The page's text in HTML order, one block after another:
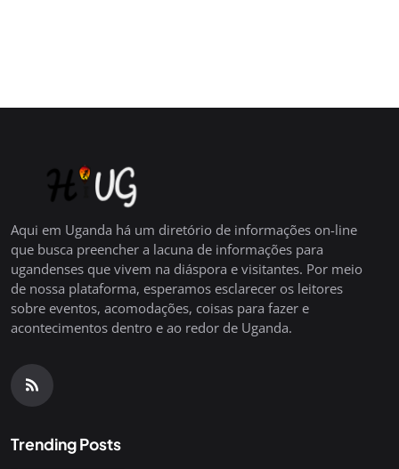
Aqui em Uganda há um diretório de informações on-line
que busca preencher a lacuna de informações para
ugandenses que vivem na diáspora e visitantes. Por meio
de nossa plataforma, esperamos esclarecer os leitores
sobre eventos, acomodações, coisas para fazer e
acontecimentos dentro e ao redor de Uganda.
Trending Posts